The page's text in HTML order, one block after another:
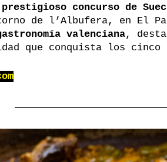
concurso de
de l’Albufera, en El
valenciana,
que conquista los cinco